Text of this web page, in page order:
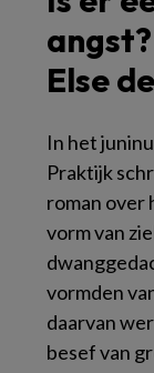
Else
In het
Praktijk
roman over
vorm van
vormden
daarvan
besef van